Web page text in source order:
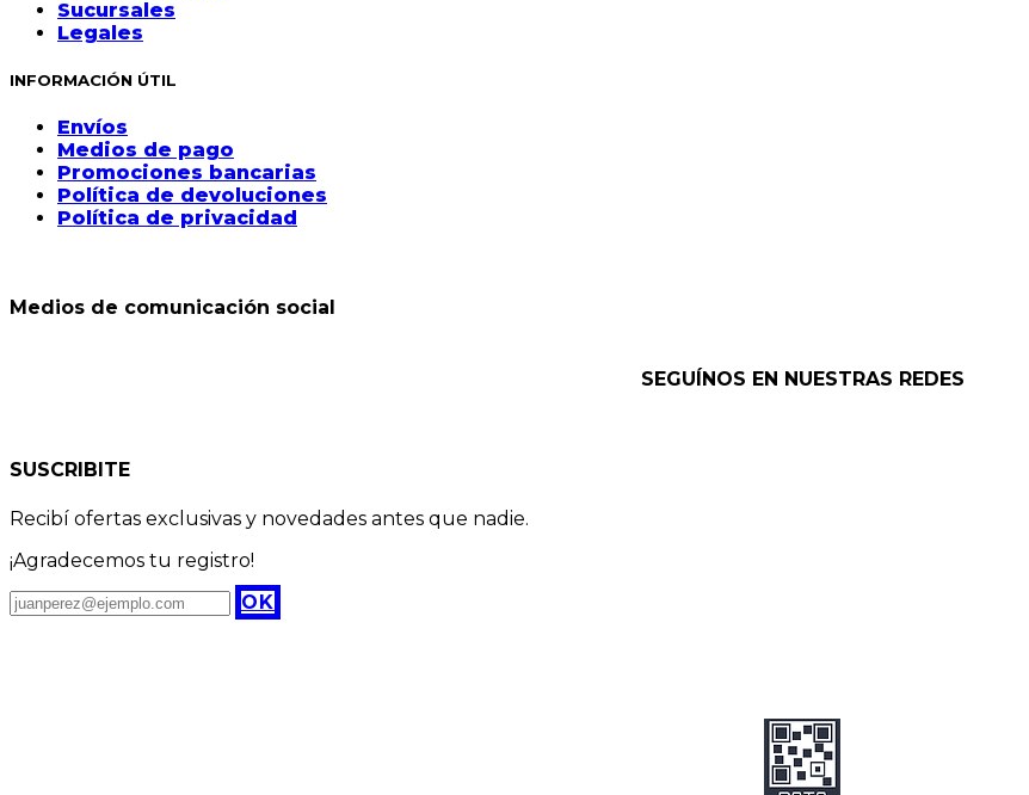
Sucursales
Legales
INFORMACIÓN ÚTIL
Envíos
Medios de pago
Promociones bancarias
Política de devoluciones
Política de privacidad
Medios de comunicación social
SEGUÍNOS EN NUESTRAS REDES
SUSCRIBITE
Recibí ofertas exclusivas y novedades antes que nadie.
¡Agradecemos tu registro!
OK